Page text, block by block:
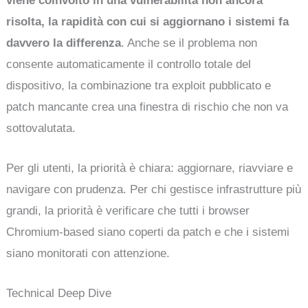
risolta, la rapidità con cui si aggiornano i sistemi fa
davvero la differenza. Anche se il problema non
consente automaticamente il controllo totale del
dispositivo, la combinazione tra exploit pubblicato e
patch mancante crea una finestra di rischio che non va
sottovalutata.
Per gli utenti, la priorità è chiara: aggiornare, riavviare e
navigare con prudenza. Per chi gestisce infrastrutture più
grandi, la priorità è verificare che tutti i browser
Chromium-based siano coperti da patch e che i sistemi
siano monitorati con attenzione.
Technical Deep Dive